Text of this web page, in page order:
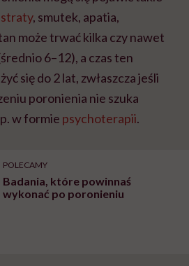
, smutek, apatia,
może trwać kilka czy nawet
6–12), a czas ten
się do 2 lat, zwłaszcza jeśli
poronienia nie szuka
w formie psychoterapii.
POLECAMY
Badania, które powinnaś
wykonać po poronieniu